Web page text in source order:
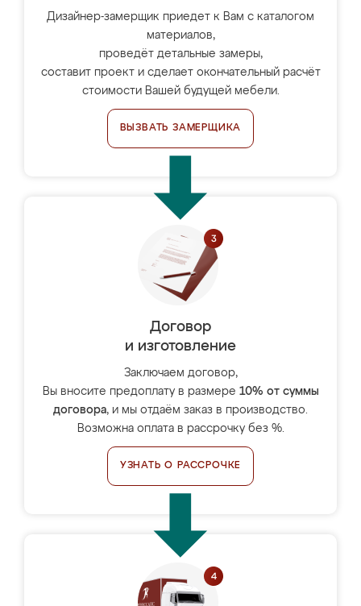
Дизайнер-замерщик приедет к Вам с каталогом
материалов,
проведёт детальные замеры,
составит проект и сделает окончательный расчёт
стоимости Вашей будущей мебели.
ВЫЗВАТЬ ЗАМЕРЩИКА
Договор
и изготовление
Заключаем договор,
Вы вносите предоплату в размере 10% от суммы
договора, и мы отдаём заказ в производство.
Возможна оплата в рассрочку без %.
УЗНАТЬ О РАССРОЧКЕ